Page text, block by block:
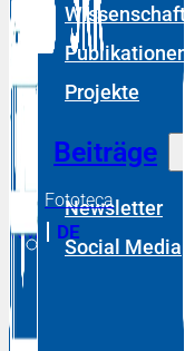
Wissenschaft
Publikationen
Projekte
Beiträge
Newsletter
Social Media
RM DE
Fototeca